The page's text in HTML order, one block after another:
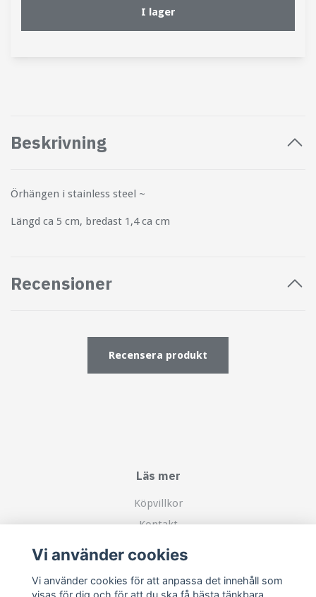
I lager
Beskrivning
Örhängen i stainless steel ~
Längd ca 5 cm, bredast 1,4 ca cm
Recensioner
Recensera produkt
Läs mer
Köpvillkor
Kontakt
Sociala medier
Vi använder cookies
Vi använder cookies för att anpassa det innehåll som
visas för dig och för att du ska få bästa tänkbara